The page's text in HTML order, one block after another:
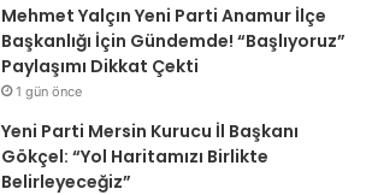
Mehmet Yalçın Yeni Parti Anamur İlçe
Başkanlığı İçin Gündemde! “Başlıyoruz”
Paylaşımı Dikkat Çekti
1 gün önce
Yeni Parti Mersin Kurucu İl Başkanı
Gökçel: “Yol Haritamızı Birlikte
Belirleyeceğiz”